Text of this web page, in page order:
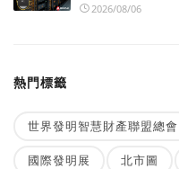
2026/08/06
熱門標籤
世界發明智慧財產聯盟總會
國際發明展 北市圖